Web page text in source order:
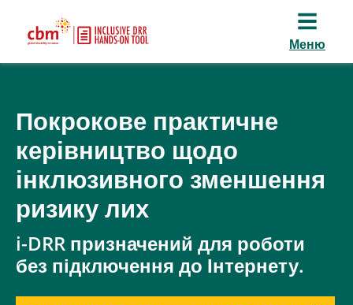
Меню
Покрокове практичне
керівництво щодо
інклюзивного зменшення
ризику лих
i-DRR призначений для роботи
без підключення до Інтернету.